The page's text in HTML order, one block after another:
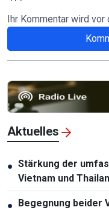
Ihr Kommentar wird
Aktuelles
● Stärkung der
Vietnam und
●
Begegnung beider